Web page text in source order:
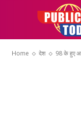
Home देश 98 के हुए